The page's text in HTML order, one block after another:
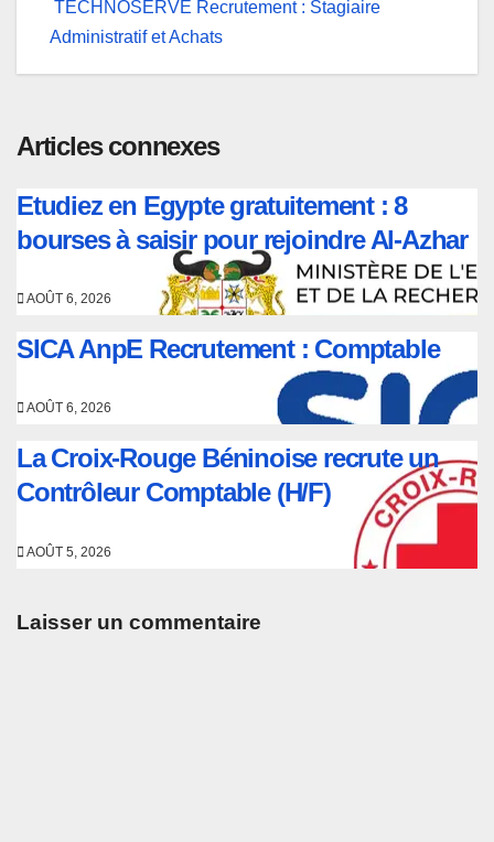
l’article
TECHNOSERVE Recrutement : Stagiaire
Administratif et Achats
Articles connexes
Etudiez en Egypte gratuitement : 8
bourses à saisir pour rejoindre Al-Azhar
AOÛT 6, 2026
SICA AnpE Recrutement : Comptable
AOÛT 6, 2026
La Croix-Rouge Béninoise recrute un
Contrôleur Comptable (H/F)
AOÛT 5, 2026
Laisser un commentaire